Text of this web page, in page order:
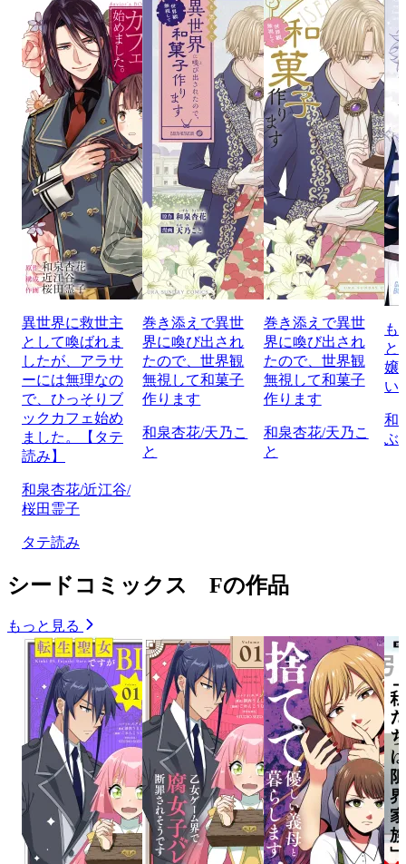
異世界に救世主
として喚ばれま
したが、アラサ
ーには無理なの
で、ひっそりブ
ックカフェ始め
ました。【タテ
読み】
和泉杏花/近江谷/
桜田霊子
タテ読み
巻き添えで異世
界に喚び出され
たので、世界観
無視して和菓子
作ります
和泉杏花/天乃こ
と
巻き添えで異世
界に喚び出され
たので、世界観
無視して和菓子
作ります
和泉杏花/天乃こ
と
も
と
嬢
い
和
ぶ
シードコミックス Fの作品
もっと見る